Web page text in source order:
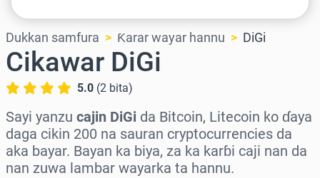
Dukkan samfura Ƙarar wayar hannu DiGi
Cikawar DiGi
5.0 (2 bita)
Sayi yanzu cajin DiGi da Bitcoin, Litecoin ko ɗaya
daga cikin 200 na sauran cryptocurrencies da
aka bayar. Bayan ka biya, za ka karɓi caji nan da
nan zuwa lambar wayarka ta hannu.